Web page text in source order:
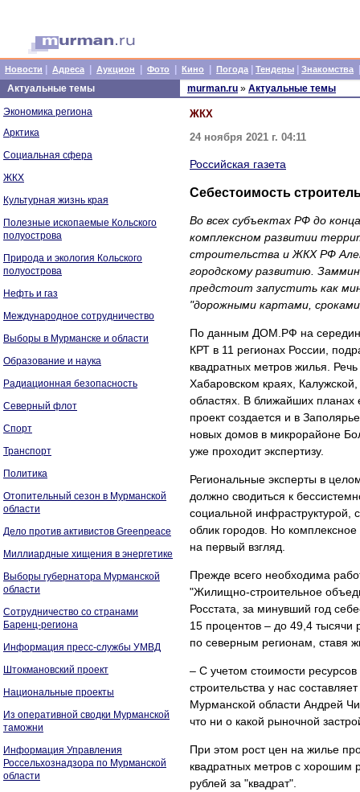
Новости Адреса Аукцион Фото Кино Погода Тендеры Знакомства
Актуальные темы
Экономика региона
Арктика
Социальная сфера
ЖКХ
Культурная жизнь края
Полезные ископаемые Кольского
полуострова
Природа и экология Кольского
полуострова
Нефть и газ
Международное сотрудничество
Выборы в Мурманске и области
Образование и наука
Радиационная безопасность
Северный флот
Спорт
Транспорт
Политика
Отопительный сезон в Мурманской
области
Дело против активистов Greenpeace
Миллиардные хищения в энергетике
Выборы губернатора Мурманской
области
Сотрудничество со странами
Баренц-региона
Информация пресс-службы УМВД
Штокмановский проект
Национальные проекты
Из оперативной сводки Мурманской
таможни
Информация Управления
Россельхознадзора по Мурманской
области
murman.ru » Актуальные темы
ЖКХ
24 ноября 2021 г. 04:11
Российская газета
Себестоимость
Во всех субъектах РФ до
комплексном развитии
строительства и ЖКХ РФ
городскому развитию.
предстоит запустить как
"дорожными картами,
По данным ДОМ.РФ на середину
КРТ в 11 регионах России,
квадратных метров жилья.
Хабаровском краях,
областях. В ближайших
проект создается и в
новых домов в микрорайоне
уже проходит экспертизу.
Региональные эксперты в
должно сводиться к
социальной
облик городов. Но
на первый взгляд.
Прежде всего необходима
"Жилищно-строительное
Росстата, за минувший год
15 процентов – до 49,4 тысячи
по северным регионам, ставя
– С учетом стоимости
строительства у нас
Мурманской области Андрей
что ни о какой рыночной
При этом рост цен на жилье
квадратных метров с хорошим
рублей за "квадрат".